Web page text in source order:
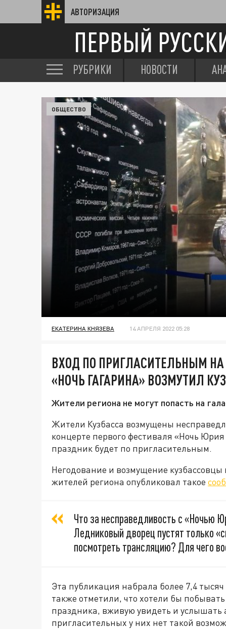
АВТОРИЗАЦИЯ
ПЕРВЫЙ
РУБРИКИ НОВОСТИ
ОБЩЕСТВО
ЕКАТЕРИНА КНЯЗЕВА 14 АПРЕЛЯ 2022 05:28
ВХОД ПО ПРИГЛАСИТЕЛЬНЫМ
«НОЧЬ ГАГАРИНА» ВОЗМУТИЛ
Жители региона не могут попасть на
Жители Кузбасса возмущены
концерте первого фестиваля «Ночь
праздник будет по пригласительным.
Негодование и возмущение
жителей региона опубликовал такое
Что за несправедливость с «Ночью
Ледниковый дворец пустят только
посмотреть трансляцию? Для чего
Эта публикация набрала более 7,4
также отметили, что хотели бы
праздника, вживую увидеть и услышать
пригласительных у них нет такой